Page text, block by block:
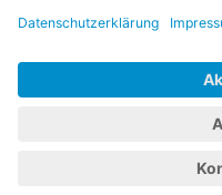
Impressum